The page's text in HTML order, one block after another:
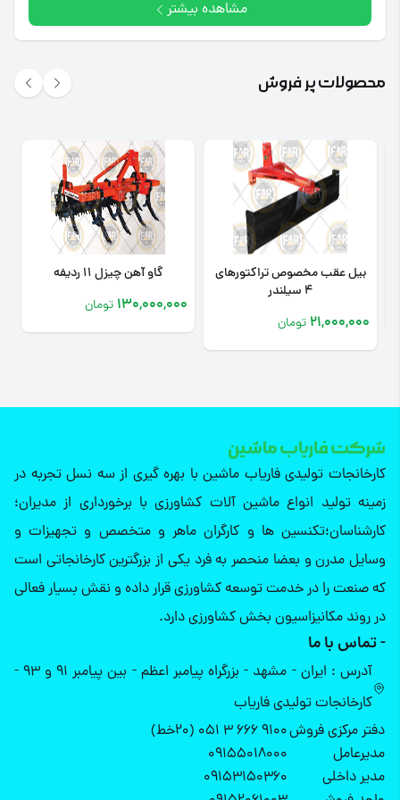
مشاهده بیشتر
محصولات پر فروش
بیل عقب مخصوص تراکتورهای
4 سیلندر
21,000,000 تومان
گاو آهن چیزل 11 ردیفه
130,000,000 تومان
شرکت فاریاب ماشین
کارخانجات تولیدی فاریاب ماشین با بهره گیری از سه نسل تجربه در
زمینه تولید انواع ماشین آلات کشاورزی با برخورداری از مدیران؛
کارشناسان؛تکنسین ها و کارگران ماهر و متخصص و تجهیزات و
وسایل مدرن و بعضا منحصر به فرد یکی از بزرگترین کارخانجاتی است
که صنعت را در خدمت توسعه کشاورزی قرار داده و نقش بسیار فعالی
در روند مکانیزاسیون بخش کشاورزی دارد.
- تماس با ما
آدرس : ایران - مشهد - بزرگراه پیامبر اعظم - بین پیامبر 91 و 93 -
کارخانجات تولیدی فاریاب
دفتر مرکزی فروش9100 666 3 051 (20خط)
مدیرعامل
09155018000
مدیر داخلی
09153150360